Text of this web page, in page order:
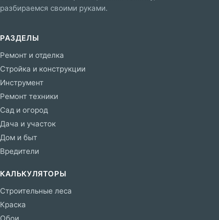
разбираемся своими руками.
РАЗДЕЛЫ
Ремонт и отделка
Стройка и конструкции
Инструмент
Ремонт техники
Сад и огород
Дача и участок
Дом и быт
Вредители
КАЛЬКУЛЯТОРЫ
Строительные леса
Краска